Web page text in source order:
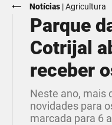
Notícias |Agricultura
Parque
Cotrijal
receber
Neste ano, mais
novidades para
marcada para 6